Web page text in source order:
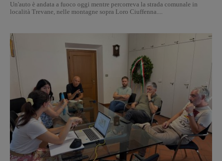
Un'auto è andata a fuoco oggi mentre percorreva la strada comunale in
località Trevane, nelle montagne sopra Loro Ciuffenna....